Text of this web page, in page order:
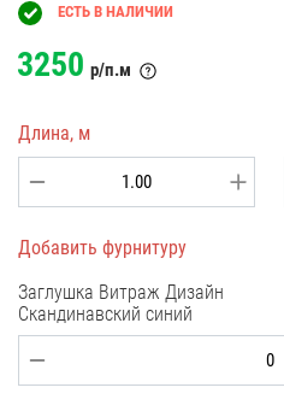
ЕСТЬ В НАЛИЧИИ
3250 р/п.м
Длина, м
Добавить фурнитуру
Заглушка Витраж Дизайн
Скандинавский синий